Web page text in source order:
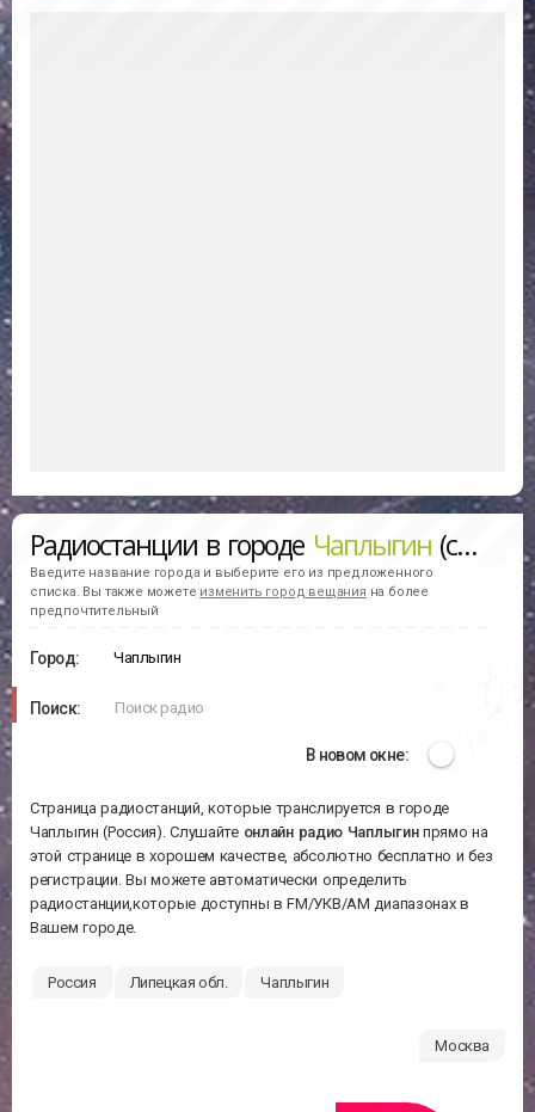
Радиостанции в городе Чаплыгин(слушать онлайн)
Введите название города и выберите его из предложенного
списка. Вы также можете изменить город вещания на более
предпочтительный
Город:
Поиск:
В новом окне:
Страница радиостанций, которые транслируется в городе
Чаплыгин (Россия). Слушайте онлайн радио Чаплыгинпрямо на
этой странице в хорошем качестве, абсолютно бесплатно и без
регистрации. Вы можете автоматически определить
радиостанции,которые доступны в FM/УКВ/АМ диапазонах в
Вашем городе.
Россия Липецкая обл. Чаплыгин
Москва